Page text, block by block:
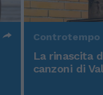
Controtempo
La rinascita
canzoni di